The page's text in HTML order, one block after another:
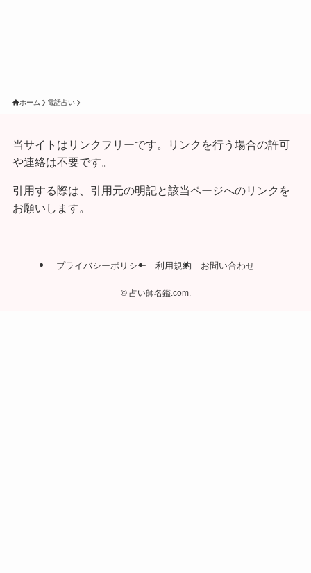
ホーム 電話占い
当サイトはリンクフリーです。リンクを行う場合の許可
や連絡は不要です。
引用する際は、引用元の明記と該当ページへのリンクを
お願いします。
プライバシーポリシー 利用規約 お問い合わせ
©占い師名鑑.com.